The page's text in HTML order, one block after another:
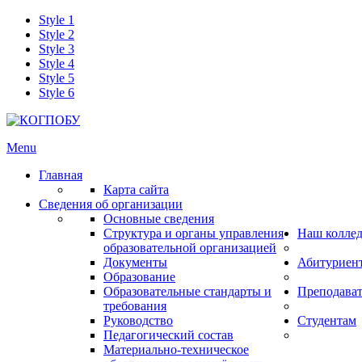
Style 1
Style 2
Style 3
Style 4
Style 5
Style 6
Menu
Главная
Карта сайта
Сведения об организации
Основные сведения
Структура и органы управления
образовательной организацией
Документы
Образование
Образовательные стандарты и
требования
Руководство
Педагогический состав
Материально-техническое
Наш
Студентам